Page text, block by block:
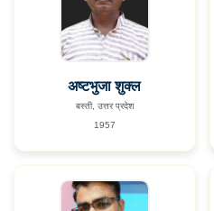
अष्टभुजा शुक्‍ल
बस्ती, उत्तर प्रदेश
1957